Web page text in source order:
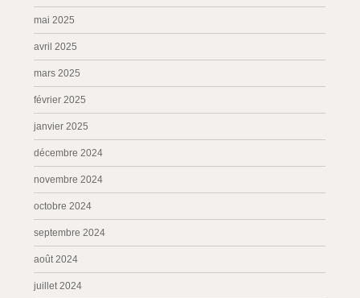
mai 2025
avril 2025
mars 2025
février 2025
janvier 2025
décembre 2024
novembre 2024
octobre 2024
septembre 2024
août 2024
juillet 2024